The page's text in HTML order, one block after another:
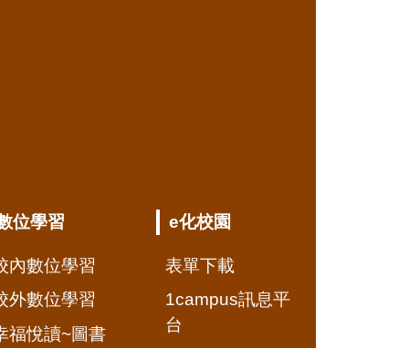
位學習
內數位學習
外數位學習
福悅讀~圖書
e化校園
表單下載
1campus訊息平
台